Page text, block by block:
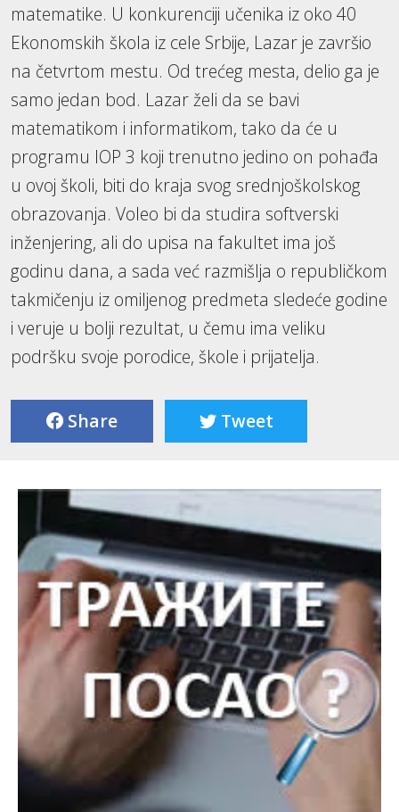
matematike. U konkurenciji učenika iz oko 40
Ekonomskih škola iz cele Srbije, Lazar je završio
na četvrtom mestu. Od trećeg mesta, delio ga je
samo jedan bod. Lazar želi da se bavi
matematikom i informatikom, tako da će u
programu IOP 3 koji trenutno jedino on pohađa
u ovoj školi, biti do kraja svog srednjoškolskog
obrazovanja. Voleo bi da studira softverski
inženjering, ali do upisa na fakultet ima još
godinu dana, a sada već razmišlja o republičkom
takmičenju iz omiljenog predmeta sledeće godine
i veruje u bolji rezultat, u čemu ima veliku
podršku svoje porodice, škole i prijatelja.
Share Tweet